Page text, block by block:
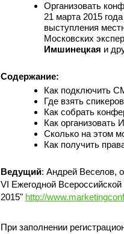
Организовать
21 марта 2015
выступления
Московских
Имшинецкая и
Содержание:
Как подключить
Где взять спикеров
Как собрать
Как организовать
Сколько на этом
Как получить
Ведущий: Андрей Веселов,
VI Ежегодной
2015" http://
При заполнении